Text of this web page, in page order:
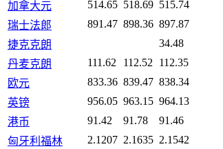
加拿大元
514.65 518.69 515.74
瑞士法郎
891.47 898.36 897.87
捷克克朗
34.48
丹麦克朗
111.62 112.52
112.35
欧元
833.36 839.47 838.34
英镑
956.05 963.15 964.13
港币
91.42 91.78
91.46
匈牙利福林
2.1207 2.1635 2.1542